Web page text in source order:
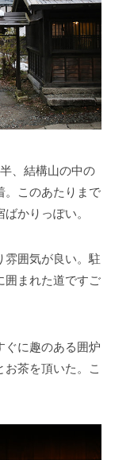
、結構山の中の
。このあたりまで
かりっぽい。
雰囲気が良い。駐
囲まれた道ですご
ぐに趣のある囲炉
茶を頂いた。こ